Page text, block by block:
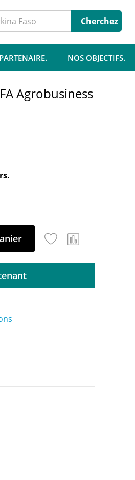
Cherchez
NOS OBJECTIFS.
Agrobusiness
1.000CFA